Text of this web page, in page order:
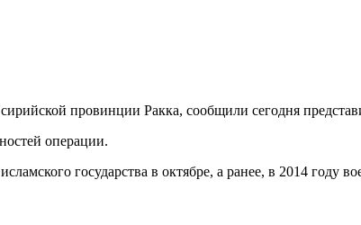
провинции Ракка, сообщили сегодня
операции.
государства в октябре, а ранее, в 2014 году